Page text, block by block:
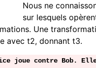
Nous ne
sur lesquels
Une
avec t2, donnant t3.
joue contre Bob. Elle